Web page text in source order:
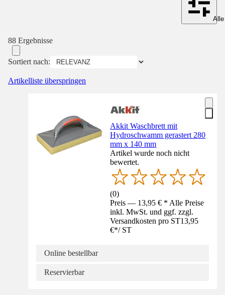
88 Ergebnisse
Sortiert nach:
Artikelliste überspringen
Akkit Waschbrett mit
Hydroschwamm gerastert 280
mm x 140 mm
Artikel wurde noch nicht
bewertet.
(0)
Preis — 13,95 € * Alle Preise
inkl. MwSt. und ggf. zzgl.
Versandkosten pro ST13,95
€*/ ST
Online bestellbar
Reservierbar